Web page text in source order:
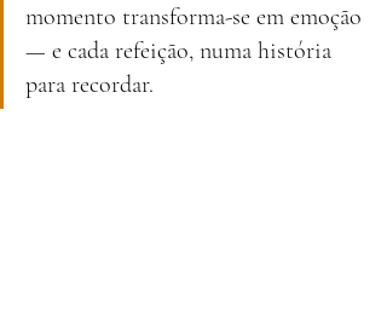
momento transforma-se em emoção
— e cada refeição, numa história
para recordar.